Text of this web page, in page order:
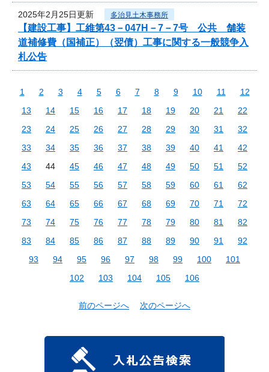
2025年2月25日更新 多治見土木事務所
【建設工事】工維第43－047H－7－7号 公共 舗装
道補修費（国補正）（翌債）工事に関する一般競争入
札公告
1 2 3 4 5 6 7 8 9 10 11
12
13
14 15 16 17 18 19 20 21
22
23
24 25 26 27 28 29 30 31
32
33
34 35 36 37 38 39 40 41
42
43
44 45 46 47 48 49 50 51
52
53
54 55 56 57 58 59 60 61
62
63
64 65 66 67 68 69 70 71
72
73
74 75 76 77 78 79 80 81
82
83
84 85 86 87 88 89 90 91
92
93
94 95 96 97 98 99 100
101
102
103 104 105 106
前のページへ 次のページへ